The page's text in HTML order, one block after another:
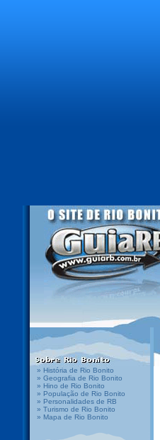
» História de Rio Bonito
» Geografia de Rio Bonito
» Hino de Rio Bonito
» População de Rio Bonito
» Personalidades de RB
» Turismo de Rio Bonito
» Mapa de Rio Bonito